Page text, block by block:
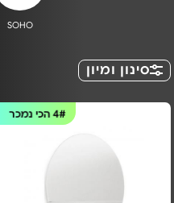
SOHO
סינון ומיון
4#הכי נמכר